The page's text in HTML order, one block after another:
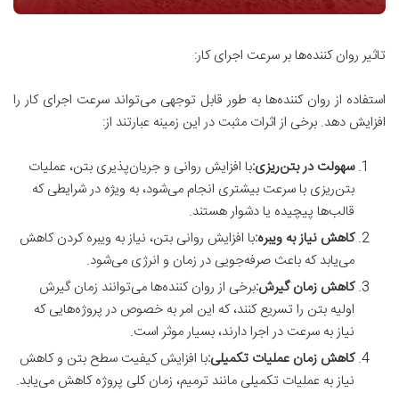
تاثیر روان کننده‌ها بر سرعت اجرای کار:
استفاده از روان کننده‌ها به طور قابل توجهی می‌تواند سرعت اجرای کار را
افزایش دهد. برخی از اثرات مثبت در این زمینه عبارتند از:
سهولت در بتن‌ریزی:با افزایش روانی و جریان‌پذیری بتن، عملیات
بتن‌ریزی با سرعت بیشتری انجام می‌شود، به ویژه در شرایطی که
قالب‌ها پیچیده یا دشوار هستند.
کاهش نیاز به ویبره:با افزایش روانی بتن، نیاز به ویبره کردن کاهش
می‌یابد که باعث صرفه‌جویی در زمان و انرژی می‌شود.
کاهش زمان گیرش:برخی از روان کننده‌ها می‌توانند زمان گیرش
اولیه بتن را تسریع کنند، که این امر به خصوص در پروژه‌هایی که
نیاز به سرعت در اجرا دارند، بسیار موثر است.
کاهش زمان عملیات تکمیلی:با افزایش کیفیت سطح بتن و کاهش
نیاز به عملیات تکمیلی مانند ترمیم، زمان کلی پروژه کاهش می‌یابد.